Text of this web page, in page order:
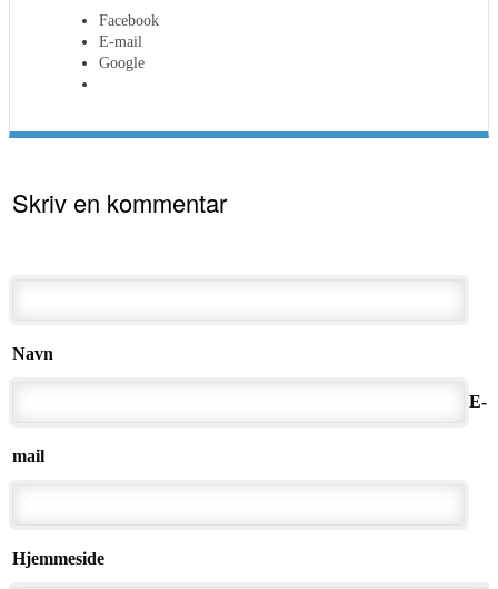
Facebook
E-mail
Google
Skriv en kommentar
Navn
E-
mail
Hjemmeside